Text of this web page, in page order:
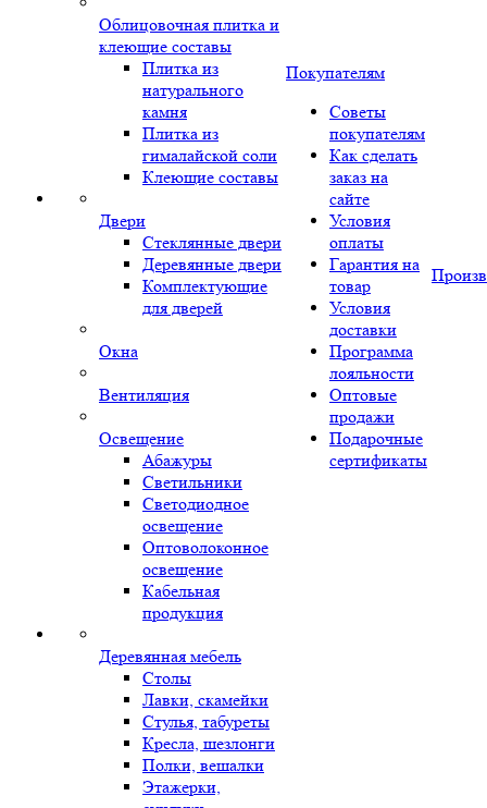
Облицовочная плитка и
клеющие составы
Плитка из
натурального
камня
Плитка из
гималайской соли
Клеющие составы
Двери
Стеклянные двери
Деревянные двери
Комплектующие
для дверей
Окна
Вентиляция
Освещение
Абажуры
Светильники
Светодиодное
освещение
Оптоволоконное
освещение
Кабельная
продукция
Деревянная мебель
Столы
Лавки, скамейки
Стулья, табуреты
Кресла, шезлонги
Полки, вешалки
Этажерки,
Покупателям
Советы
покупателям
Как сделать
заказ на
сайте
Условия
оплаты
Гарантия на
товар
Условия
доставки
Программа
лояльности
Оптовые
продажи
Подарочные
сертификаты